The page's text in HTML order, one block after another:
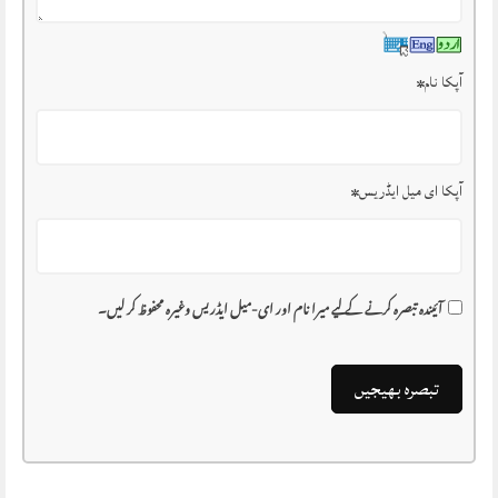
آپکا نام*
آپکا ای میل ایڈریس*
آئیندہ تبصرہ کرنے کے لیے میرا نام اور ای-میل ایڈریس وغیرہ محفوظ کر لیں۔